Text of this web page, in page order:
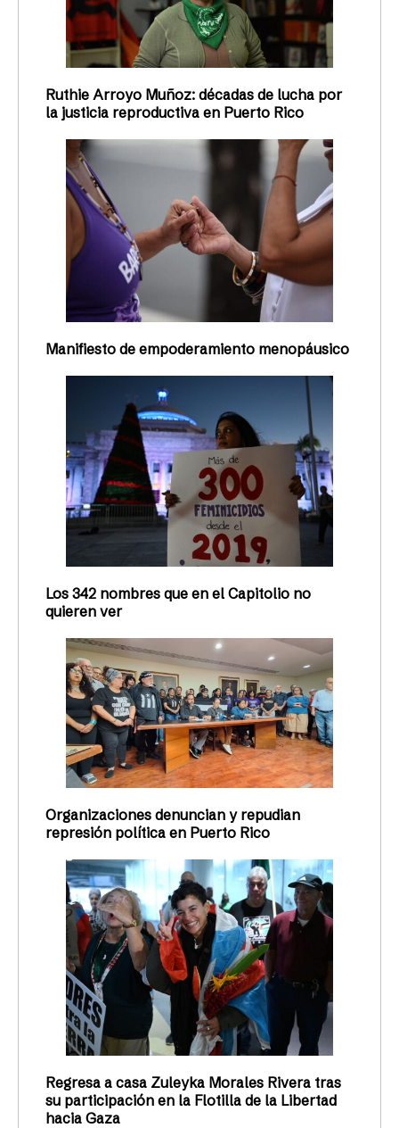
Ruthie Arroyo Muñoz: décadas de lucha por
la justicia reproductiva en Puerto Rico
Manifiesto de empoderamiento menopáusico
Los 342 nombres que en el Capitolio no
quieren ver
Organizaciones denuncian y repudian
represión política en Puerto Rico
Regresa a casa Zuleyka Morales Rivera tras
su participación en la Flotilla de la Libertad
hacia Gaza